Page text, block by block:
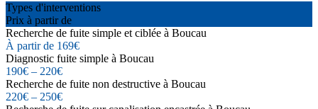
Types d'interventions
Prix à partir de
Recherche de fuite simple et ciblée à Boucau
À partir de 169€
Diagnostic fuite simple à Boucau
190€ – 220€
Recherche de fuite non destructive à Boucau
220€ – 250€